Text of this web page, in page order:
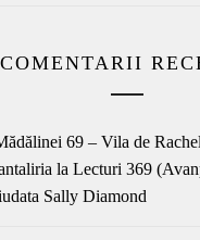
COMENTARII
69 – Vila de
la Lecturi 369
Sally Diamond